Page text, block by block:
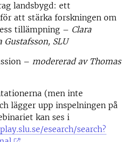
landsbygd: ett
att stärka forskningen om
tillämpning – Clara
Gustafsson, SLU
– modererad av Thomas
(men inte
lägger upp inspelningen på
kan ses i
esearch/search?